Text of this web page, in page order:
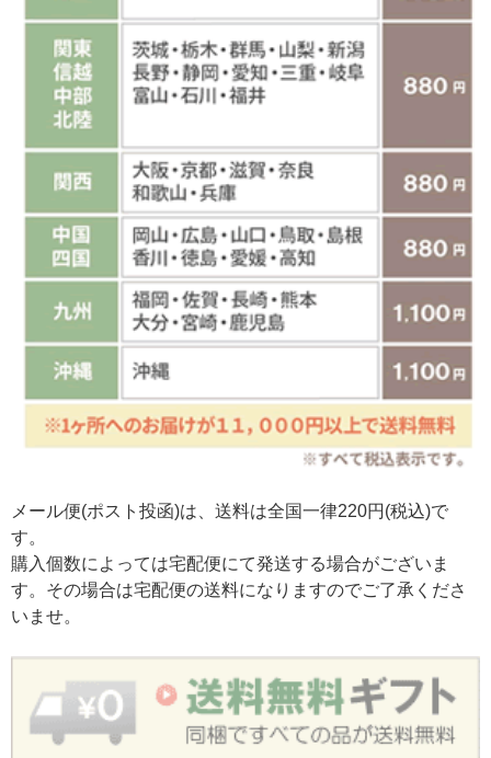
メール便(ポスト投函)は、送料は全国一律220円(税込)で
す。
購入個数によっては宅配便にて発送する場合がございま
す。その場合は宅配便の送料になりますのでご了承くださ
いませ。